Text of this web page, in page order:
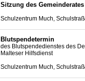
Sitzung des Gemeinderates
Schulzentrum Much,
Blutspendetermin
des Blutspendedienstes des
Malteser Hilfsdienst
Schulzentrum Much,